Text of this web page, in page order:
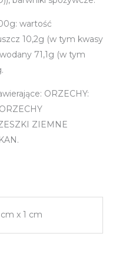
wartość
10,2g (w tym kwasy
71,1g (w tym
ORZECHY:
ZIEMNE
x 1 cm